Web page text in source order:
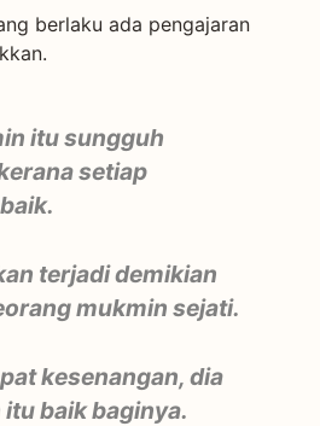
berlaku ada pengajaran
itu sungguh
setiap
terjadi demikian
mukmin sejati.
kesenangan, dia
baik baginya.